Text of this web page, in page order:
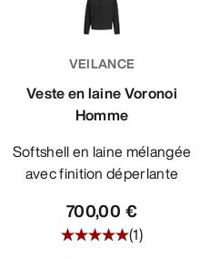
VEILANCE
Veste en laine Voronoi
Homme
Softshell en laine mélangée
avec finition déperlante
700,00 €
(1)